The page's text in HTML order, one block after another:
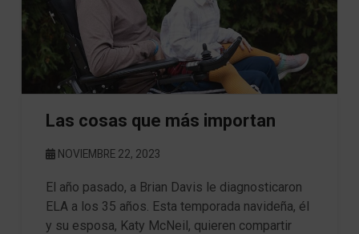
Las cosas que más importan
NOVIEMBRE 22, 2023
El año pasado, a Brian Davis le diagnosticaron
ELA a los 35 años. Esta temporada navideña, él
y su esposa, Katy McNeil, quieren compartir